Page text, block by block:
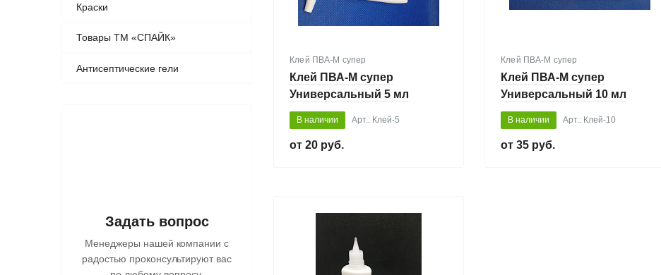
Краски
Товары ТМ «СПАЙК»
Антисептические гели
Задать вопрос
Менеджеры нашей компании с
радостью проконсультируют вас
Клей ПВА-М супер
Клей ПВА-М супер
Универсальный 5 мл
В наличии Арт.: Клей-5
20 руб.
Клей ПВА-М супер
Клей ПВА-М супер
Универсальный 10 мл
В наличии Арт.: Клей-10
35 руб.